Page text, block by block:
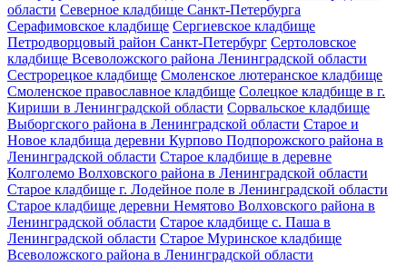
области Северное кладбище Санкт-Петербурга
Серафимовское кладбище Сергиевское кладбище
Петродворцовый район Санкт-Петербург Сертоловское
кладбище Всеволожского района Ленинградской области
Сестрорецкое кладбище Смоленское лютеранское кладбище
Смоленское православное кладбище Солецкое кладбище в г.
Кириши в Ленинградской области Сорвальское кладбище
Выборгского района в Ленинградской области Старое и
Новое кладбища деревни Курпово Подпорожского района в
Ленинградской области Старое кладбище в деревне
Колголемо Волховского района в Ленинградской области
Старое кладбище г. Лодейное поле в Ленинградской области
Старое кладбище деревни Немятово Волховского района в
Ленинградской области Старое кладбище с. Паша в
Ленинградской области Старое Муринское кладбище
Всеволожского района в Ленинградской области